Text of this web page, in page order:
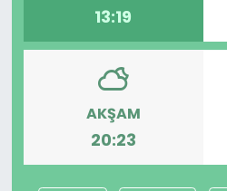
13:19
AKŞAM
20:23
Otomobil Dünyası
Politika
SAĞLIK
Spor